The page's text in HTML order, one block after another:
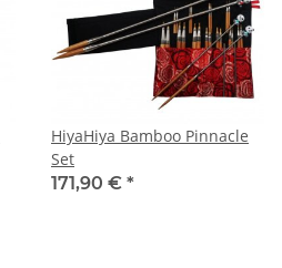
HiyaHiya Bamboo Pinnacle
Set
171,90 € *